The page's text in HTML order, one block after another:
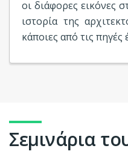
οι διάφορες εικόνες
ιστορία της
κάποιες από τις πηγές
Σεμινάρια